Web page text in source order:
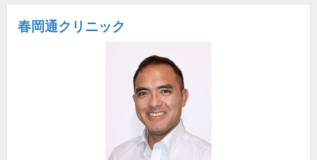
春岡通クリニック